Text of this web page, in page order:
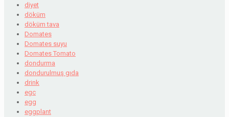
diyet
döküm
döküm tava
Domates
Domates suyu
Domates Tomato
dondurma
dondurulmuş gıda
drink
egc
egg
eggplant